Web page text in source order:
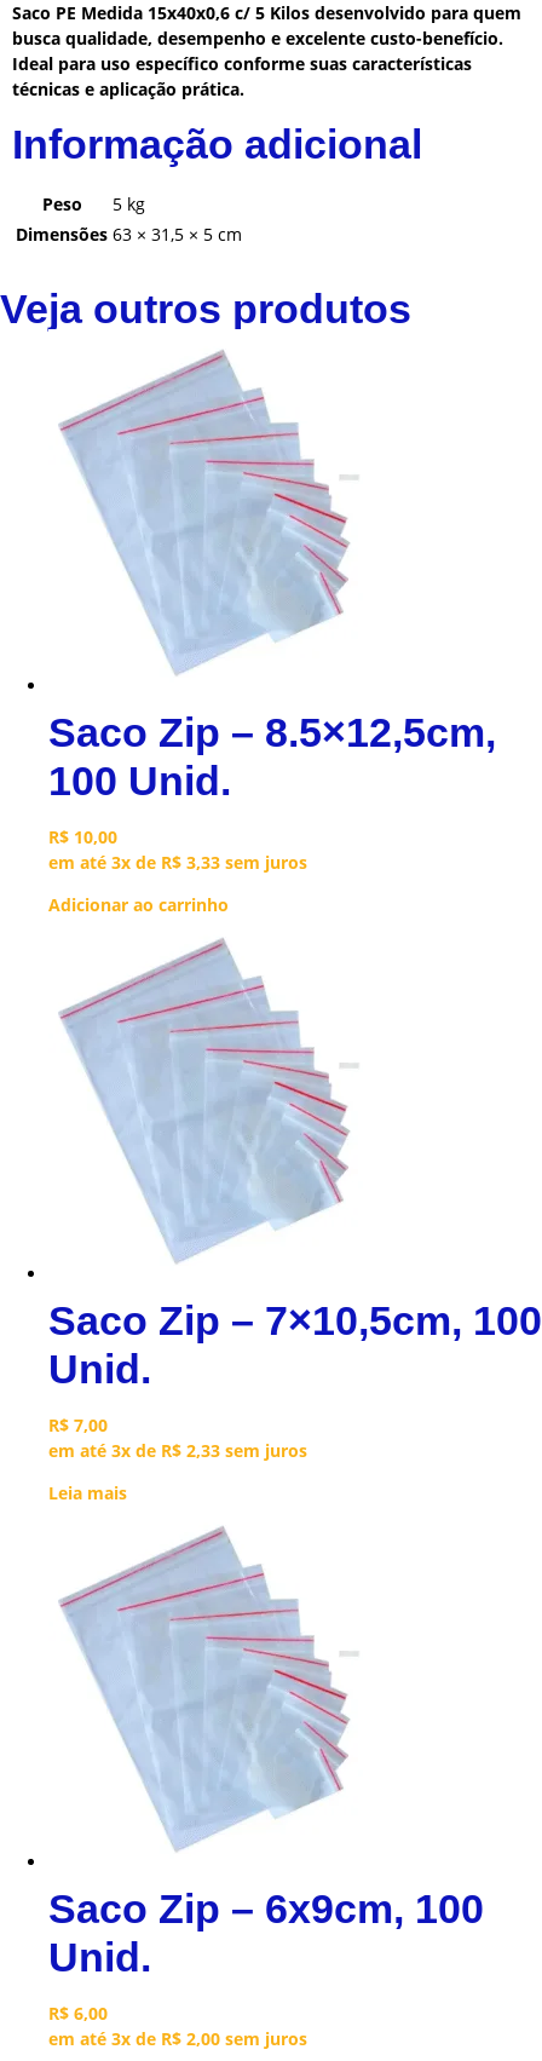
Saco PE Medida 15x40x0,6 c/ 5 Kilos desenvolvido para quem
busca qualidade, desempenho e excelente custo-benefício.
Ideal para uso específico conforme suas características
técnicas e aplicação prática.
Informação adicional
Peso
5 kg
Dimensões 63 × 31,5 × 5 cm
Veja outros produtos
Saco Zip – 8.5×12,5cm,
100 Unid.
R$ 10,00
em até 3x de R$ 3,33 sem juros
Adicionar ao carrinho
Saco Zip – 7×10,5cm, 100
Unid.
R$ 7,00
em até 3x de R$ 2,33 sem juros
Leia mais
Saco Zip – 6x9cm, 100
Unid.
R$ 6,00
em até 3x de R$ 2,00 sem juros